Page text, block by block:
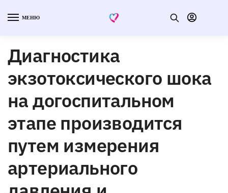
МЕНЮ
Диагностика
экзотоксического шока
на догоспитальном
этапе производится
путем измерения
артериального